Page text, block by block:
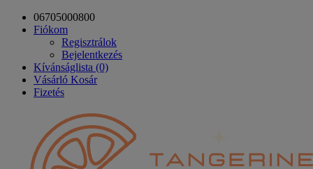
06705000800
Fiókom
Regisztrálok
Bejelentkezés
Kívánságlista (0)
Vásárló Kosár
Fizetés